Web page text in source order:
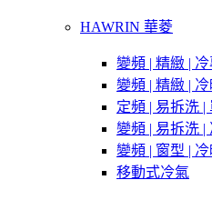
HAWRIN 華菱
變頻 | 精緻 |
變頻 | 精緻 |
定頻 | 易拆洗 |
變頻 | 易拆洗 |
變頻 | 窗型 |
移動式冷氣